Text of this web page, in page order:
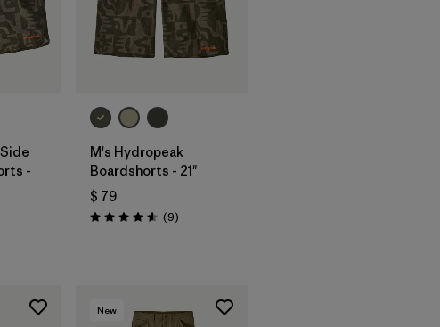
-
M's Hydropeak
Boardshorts - 21"
$ 79
Valoración: 4.6 / 5
(9Comentarios
)
New